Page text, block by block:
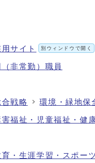
サイト 別ウィンドウで開く
非常勤）職員
戦略 環境・緑地保
福祉・児童福祉・健
・生涯学習・スポー